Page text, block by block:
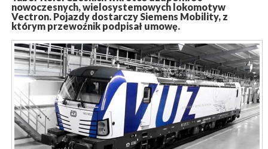
nowoczesnych, wielosystemowych lokomotyw
Vectron. Pojazdy dostarczy Siemens Mobility, z
którym przewoźnik podpisał umowę.